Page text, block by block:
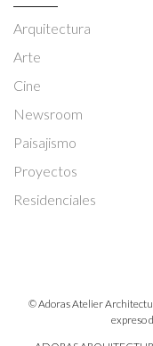
Arquitectura
Arte
Cine
Newsroom
Paisajismo
Proyectos
Residenciales
© Adoras Atelier
expreso